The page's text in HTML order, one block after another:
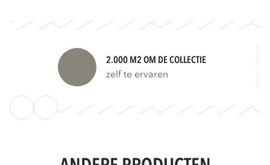
2.000 M2 OM DE COLLECTIE
zelf te ervaren